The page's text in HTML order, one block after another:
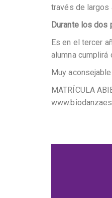
través de largos
Durante los dos
Es en el tercer
alumna
Muy
MATRÍCULA